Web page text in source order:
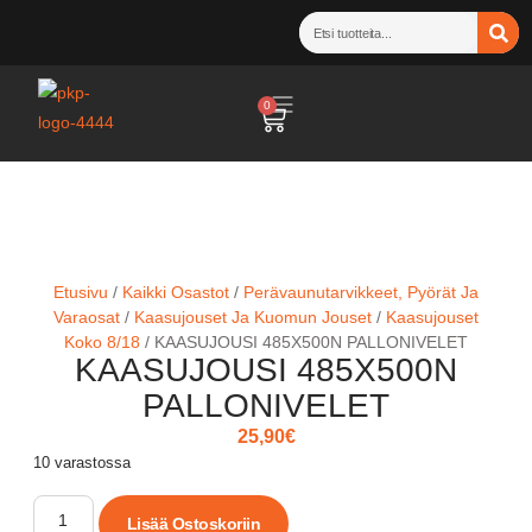
0
Etusivu / Kaikki Osastot / Perävaunutarvikkeet, Pyörät Ja
Varaosat / Kaasujouset Ja Kuomun Jouset / Kaasujouset
Koko 8/18 / KAASUJOUSI 485X500N PALLONIVELET
KAASUJOUSI 485X500N
PALLONIVELET
25,90€
10 varastossa
Lisää Ostoskoriin